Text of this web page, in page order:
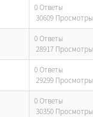
0 Ответы
30609 Просмотры
0 Ответы
28917 Просмотры
0 Ответы
29299 Просмотры
0 Ответы
30350 Просмотры